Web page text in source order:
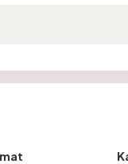
Soru Sor
teşekkür ederiz.
veya